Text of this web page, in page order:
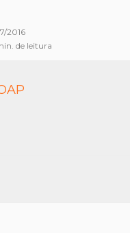
2016
de leitura